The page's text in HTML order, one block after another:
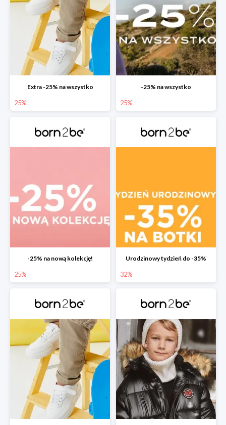
Extra -25% na wszystko
25%
-25% na wszystko
25%
-25% na nową kolekcję!
25%
Urodzinowy tydzień do -35%
32%